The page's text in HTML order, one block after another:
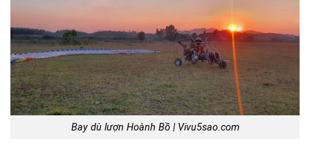
Bay dù lượn Hoành Bồ | Vivu5sao.com